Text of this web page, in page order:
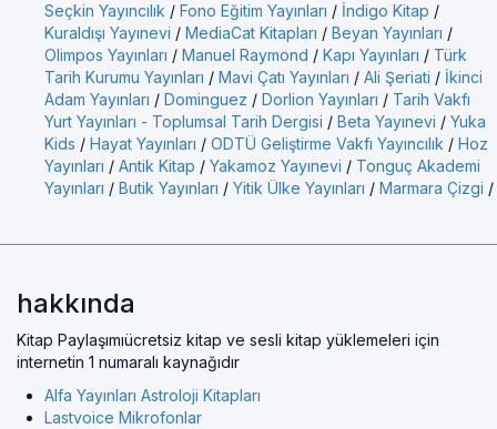
Seçkin Yayıncılık / Fono Eğitim Yayınları / İndigo Kitap /
Kuraldışı Yayınevi / MediaCat Kitapları / Beyan Yayınları /
Olimpos Yayınları / Manuel Raymond / Kapı Yayınları / Türk
Tarih Kurumu Yayınları / Mavi Çatı Yayınları / Ali Şeriati / İkinci
Adam Yayınları / Dominguez / Dorlion Yayınları / Tarih Vakfı
Yurt Yayınları - Toplumsal Tarih Dergisi / Beta Yayınevi / Yuka
Kids / Hayat Yayınları / ODTÜ Geliştirme Vakfı Yayıncılık / Hoz
Yayınları / Antik Kitap / Yakamoz Yayınevi / Tonguç Akademi
Yayınları / Butik Yayınları / Yitik Ülke Yayınları / Marmara Çizgi /
hakkında
Kitap Paylaşımıücretsiz kitap ve sesli kitap yüklemeleri için
internetin 1 numaralı kaynağıdır
Alfa Yayınları Astroloji Kitapları
Lastvoice Mikrofonlar